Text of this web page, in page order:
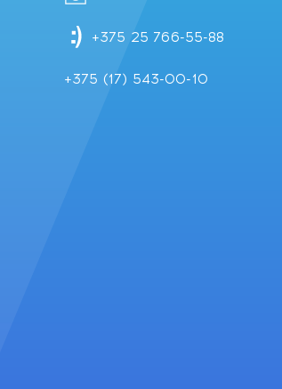
+375 25 766-55-88
+375 (17) 543-00-10